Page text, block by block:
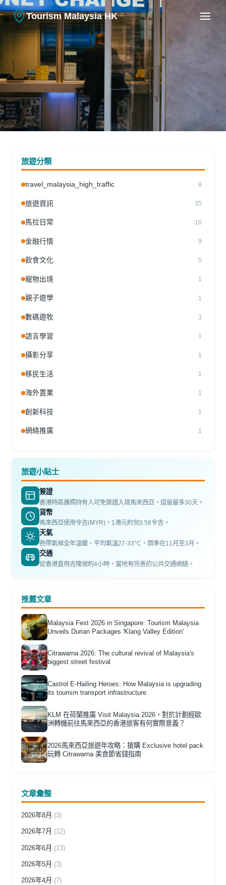
Tourism Malaysia HK
在馬來西亞開設銀行戶口的經驗分
享
13.02.2026 Tourism Malaysia HK
旅遊分類
travel_malaysia_high_traffic 8
旅遊資訊 35
馬拉日常 10
金融行情 9
飲食文化 5
寵物出境 1
親子遊學 1
數碼遊牧 3
語言學習 1
攝影分享 1
移民生活 1
海外置業 1
創新科技 1
網絡推廣 1
旅遊小貼士
簽證
香港特區護照持有人可免簽證入境馬來西亞，逗留最多30天。
貨幣
馬來西亞使用令吉(MYR)，1港元約兌0.58令吉。
天氣
熱帶氣候全年溫暖，平均氣溫27-33°C，雨季在11月至3月。
交通
從香港直飛吉隆坡約4小時，當地有完善的公共交通網絡。
推薦文章
Malaysia Fest 2026 in Singapore: Tourism Malaysia
Unveils Durian Packages 'Klang Valley Edition'
Citrawarna 2026: The cultural revival of Malaysia's
biggest street festival
Castrol E-Hailing Heroes: How Malaysia is upgrading
its tourism transport infrastructure
KLM 在荷蘭推廣 Visit Malaysia 2026，對於計劃經歐
洲轉機前往馬來西亞的香港旅客有何實際意義？
2026馬來西亞旅遊年攻略：搶購 Exclusive hotel pack
玩轉 Citrawarna 美食節省錢指南
文章彙整
2026年8月 (3)
2026年7月 (12)
2026年6月 (13)
2026年5月 (3)
2026年4月 (7)